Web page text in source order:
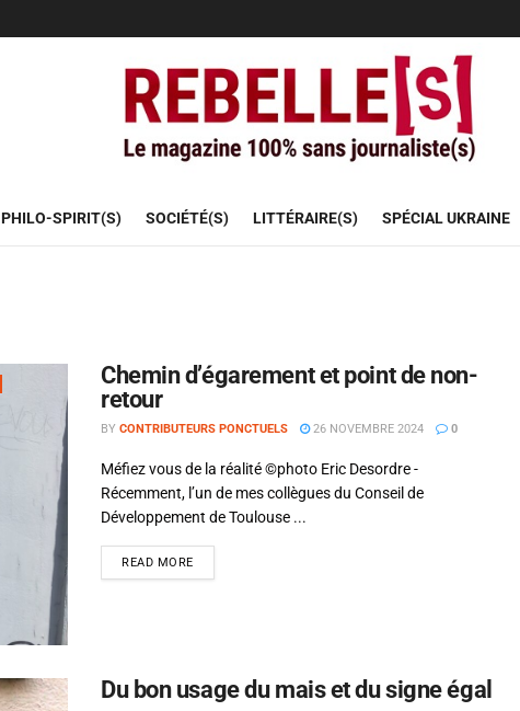
PHILO-SPIRIT(S) SOCIÉTÉ(S) LITTÉRAIRE(S) SPÉCIAL UKRAINE
Chemin d’égarement et point de non-
retour
BY CONTRIBUTEURS PONCTUELS 26 NOVEMBRE 2024 0
Méfiez vous de la réalité ©photo Eric Desordre -
Récemment, l’un de mes collègues du Conseil de
Développement de Toulouse ...
READ MORE
Du bon usage du mais et du signe égal